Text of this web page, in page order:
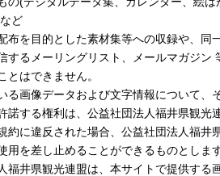
ど
布を目的とした素材集等への収録や、同
するメーリングリスト、メールマガジン
とはできません。
る画像データおよび文字情報について、
諾する権利は、公益社団法人福井県観光
約に違反された場合、公益社団法人福井
用を差し止めることができるものとしま
福井県観光連盟は、本サイトで提供する